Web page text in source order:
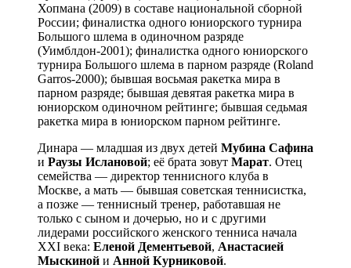
Хопмана (2009) в составе национальной сборной
России; финалистка одного юниорского турнира
Большого шлема в одиночном разряде
(Уимблдон-2001); финалистка одного юниорского
турнира Большого шлема в парном разряде (Roland
Garros-2000); бывшая восьмая ракетка мира в
парном разряде; бывшая девятая ракетка мира в
юниорском одиночном рейтинге; бывшая седьмая
ракетка мира в юниорском парном рейтинге.
Динара — младшая из двух детей Мубина Сафина
и Раузы Ислановой; её брата зовут Марат. Отец
семейства — директор теннисного клуба в
Москве, а мать — бывшая советская теннисистка,
а позже — теннисный тренер, работавшая не
только с сыном и дочерью, но и с другими
лидерами российского женского тенниса начала
XXI века: Еленой Дементьевой, Анастасией
Мыскиной и Анной Курниковой.